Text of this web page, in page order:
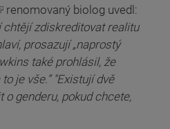
renomovaný biolog uvedl:
chtějí zdiskreditovat realitu
prosazují „naprostý
také prohlásil, že
je vše.“ "Existují dvě
genderu, pokud chcete,